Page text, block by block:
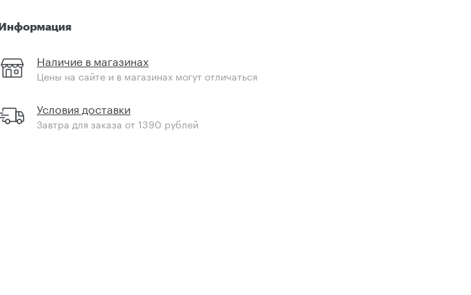
Информация
Наличие в магазинах
Цены на сайте и в магазинах могут отличаться
Условия доставки
Завтра для заказа от 1390 рублей